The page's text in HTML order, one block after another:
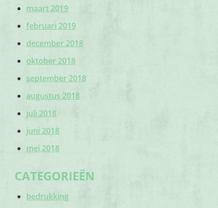
maart 2019
februari 2019
december 2018
oktober 2018
september 2018
augustus 2018
juli 2018
juni 2018
mei 2018
CATEGORIEËN
bedrukking